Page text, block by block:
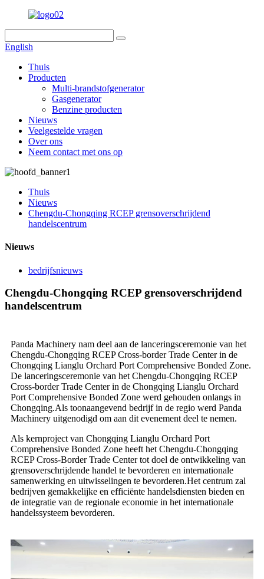
English
Thuis
Producten
Multi-brandstofgenerator
Gasgenerator
Benzine producten
Nieuws
Veelgestelde vragen
Over ons
Neem contact met ons op
Thuis
Nieuws
Chengdu-Chongqing RCEP grensoverschrijdend
handelscentrum
Nieuws
bedrijfsnieuws
Chengdu-Chongqing RCEP grensoverschrijdend
handelscentrum
Panda Machinery nam deel aan de lanceringsceremonie van het
Chengdu-Chongqing RCEP Cross-border Trade Center in de
Chongqing Lianglu Orchard Port Comprehensive Bonded Zone.
De lanceringsceremonie van het Chengdu-Chongqing RCEP
Cross-border Trade Center in de Chongqing Lianglu Orchard
Port Comprehensive Bonded Zone werd gehouden onlangs in
Chongqing.Als toonaangevend bedrijf in de regio werd Panda
Machinery uitgenodigd om aan dit evenement deel te nemen.
Als kernproject van Chongqing Lianglu Orchard Port
Comprehensive Bonded Zone heeft het Chengdu-Chongqing
RCEP Cross-Border Trade Center tot doel de ontwikkeling van
grensoverschrijdende handel te bevorderen en internationale
samenwerking en uitwisselingen te bevorderen.Het centrum zal
bedrijven gemakkelijke en efficiënte handelsdiensten bieden en
de integratie van de regionale economie in het internationale
handelssysteem bevorderen.